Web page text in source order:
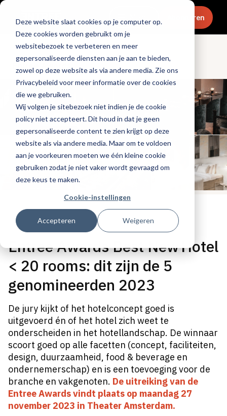
Deze website slaat cookies op je computer op.
Deze cookies worden gebruikt om je
websitebezoek te verbeteren en meer
gepersonaliseerde diensten aan je aan te bieden,
zowel op deze website als via andere media. Zie ons
Privacybeleid voor meer informatie over de cookies
die we gebruiken.
Wij volgen je sitebezoek niet indien je de cookie
policy niet accepteert. Dit houd in dat je geen
gepersonaliseerde content te zien krijgt op deze
website als via andere media. Maar om te voldoen
aan je voorkeuren moeten we één kleine cookie
gebruiken zodat je niet vaker wordt gevraagd om
deze keus te maken.
Cookie-instellingen
Accepteren Weigeren
Menu Abonneren
Entree Awards
Tags:entree-awards-2023
Gepubliceerd op: 1 september 2023
Entree Awards Best New Hotel
< 20 rooms: dit zijn de 5
genomineerden 2023
De jury kijkt of het hotelconcept goed is
uitgevoerd én of het hotel zich weet te
onderscheiden in het hotellandschap. De winnaar
scoort goed op alle facetten (concept, faciliteiten,
design, duurzaamheid, food & beverage en
ondernemerschap) en is een toevoeging voor de
branche en vakgenoten. De uitreiking van de
Entree Awards vindt plaats op maandag 27
november 2023 in Theater Amsterdam.